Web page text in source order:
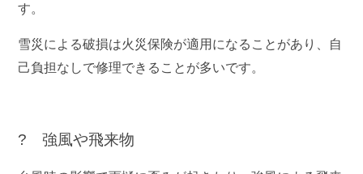
す。
雪災による破損は火災保険が適用になることがあり、自
己負担なしで修理できることが多いです。
? 強風や飛来物